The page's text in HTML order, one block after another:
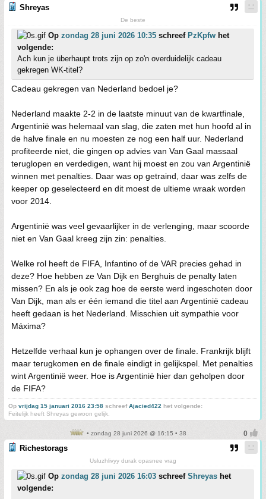
Shreyas
De beste
Op zondag 28 juni 2026 10:35 schreef PzKpfw het
volgende:
Ach kun je überhaupt trots zijn op zo'n overduidelijk cadeau
gekregen WK-titel?
Cadeau gekregen van Nederland bedoel je?
Nederland maakte 2-2 in de laatste minuut van de kwartfinale,
Argentinië was helemaal van slag, die zaten met hun hoofd al in
de halve finale en nu moesten ze nog een half uur. Nederland
profiteerde niet, die gingen op advies van Van Gaal massaal
teruglopen en verdedigen, want hij moest en zou van Argentinië
winnen met penalties. Daar was op getraind, daar was zelfs de
keeper op geselecteerd en dit moest de ultieme wraak worden
voor 2014.
Argentinië was veel gevaarlijker in de verlenging, maar scoorde
niet en Van Gaal kreeg zijn zin: penalties.
Welke rol heeft de FIFA, Infantino of de VAR precies gehad in
deze? Hoe hebben ze Van Dijk en Berghuis de penalty laten
missen? En als je ook zag hoe de eerste werd ingeschoten door
Van Dijk, man als er één iemand die titel aan Argentinië cadeau
heeft gedaan is het Nederland. Misschien uit sympathie voor
Máxima?
Hetzelfde verhaal kun je ophangen over de finale. Frankrijk blijft
maar terugkomen en de finale eindigt in gelijkspel. Met penalties
wint Argentinië weer. Hoe is Argentinië hier dan geholpen door
de FIFA?
Op vrijdag 15 januari 2016 23:58 schreefAjacied422 het volgende:
Feitelijk heeft Shreyas gewoon gelijk.
• zondag 28 juni 2026 @ 16:15 • 38
Richestorags
Usluzhlivyy durak opasnee vrag
Op zondag 28 juni 2026 16:03 schreef Shreyas het
volgende: